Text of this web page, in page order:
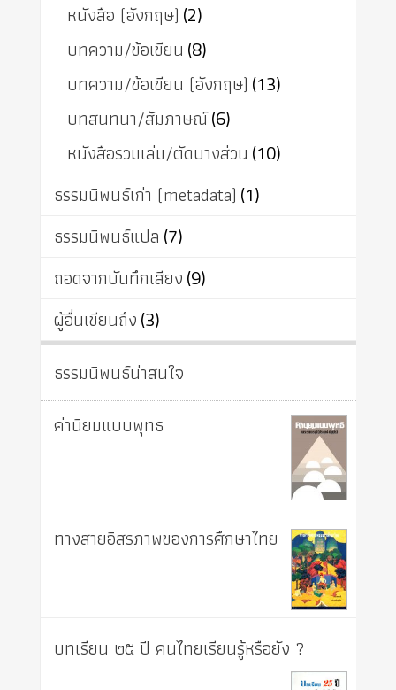
หนังสือ (อังกฤษ) (2)
บทความ/ข้อเขียน (8)
บทความ/ข้อเขียน (อังกฤษ) (13)
บทสนทนา/สัมภาษณ์(6)
หนังสือรวมเล่ม/ตัดบางส่วน (10)
ธรรมนิพนธ์เก่า (metadata) (1)
ธรรมนิพนธ์แปล (7)
ถอดจากบันทึกเสียง(9)
ผู้อื่นเขียนถึง(3)
ธรรมนิพนธ์น่าสนใจ
ค่านิยมแบบพุทธ
ทางสายอิสรภาพของการศึกษาไทย
บทเรียน ๒๕ ปี คนไทยเรียนรู้หรือยัง ?